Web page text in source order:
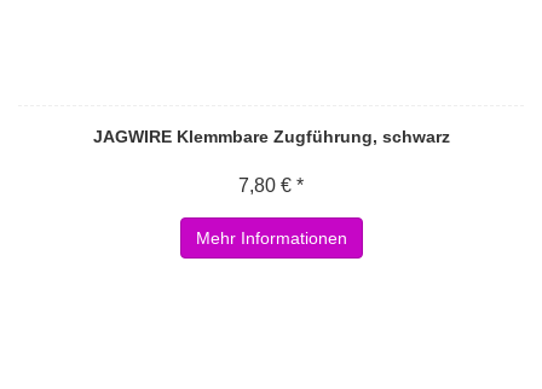
JAGWIRE Klemmbare Zugführung, schwarz
7,80 € *
Mehr Informationen